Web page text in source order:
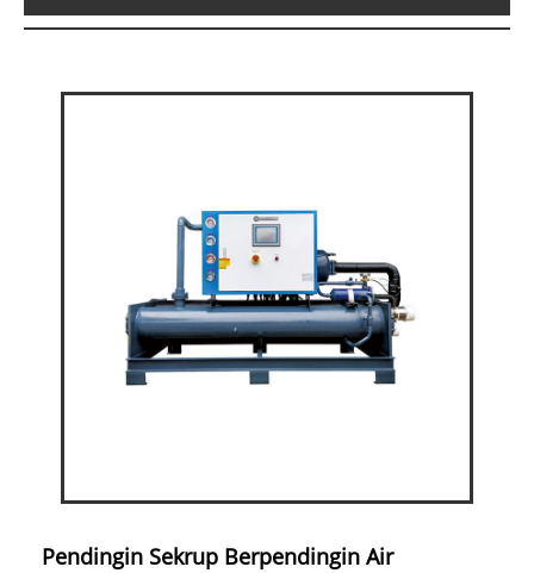
Pendingin Sekrup Berpendingin Air